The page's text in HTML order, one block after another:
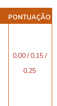
PONTUAÇÃO
0,00 / 0,15 /
0,25